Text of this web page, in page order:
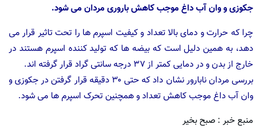
جکوزی و وان آب داغ موجب کاهش باروری مردان می شود.
چرا که حرارت و دمای بالا تعداد و کیفیت اسپرم ها را تحت تاثیر قرار می
دهد، به همین دلیل است که بیضه ها که تولید کننده اسپرم هستند در
خارج از بدن و در دمایی کمتر از ۳۷ درجه سانتی گراد قرار گرفته اند.
بررسی مردان نابارور نشان داد که حتی ۳۰ دقیقه قرار گرفتن در جکوزی و
وان آب داغ موجب کاهش تعداد و همچنین تحرک اسپرم ها می شود.
منبع خبر : صبح بخیر